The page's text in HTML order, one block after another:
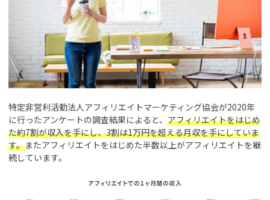
特定非営利活動法人アフィリエイトマーケティング協会が2020年
に行ったアンケートの調査結果によると、 アフィリエイトをはじめ
た約7割が収入を手にし、3割は1万円を超える月収を手にしていま
す。またアフィリエイトをはじめた半数以上がアフィリエイトを継
続しています。